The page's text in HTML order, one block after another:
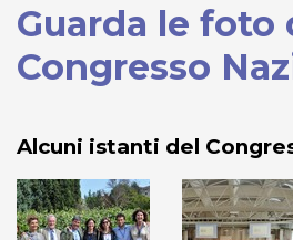
Guarda le foto
Congresso
Alcuni istanti del